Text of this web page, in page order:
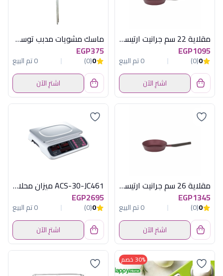
مقلاية 22 سم جرانيت ارتيسان نبيتى بيركس
EGP1095
0
(0)
0 تم البيع
اشترِ الآن
ماسك مشويات مدبب توسكوما
EGP375
0
(0)
0 تم البيع
اشترِ الآن
مقلاية 26 سم جرانيت ارتيسان نبيتى بيركس
EGP1345
0
(0)
0 تم البيع
اشترِ الآن
ACS-30-JC461 ميزان محلات30 كيلو ديجيتال
EGP2695
0
(0)
0 تم البيع
اشترِ الآن
30% خصم